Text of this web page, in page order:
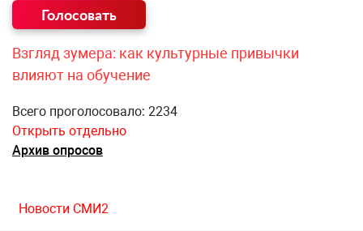
Взгляд зумера: как культурные привычки
влияют на обучение
Всего проголосовало: 2234
Открыть отдельно
Архив опросов
Новости СМИ2